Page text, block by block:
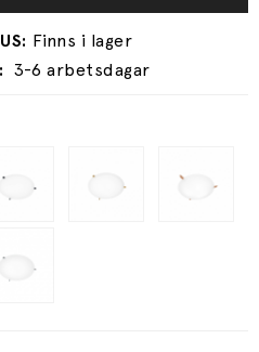
3-6 arbetsdagar